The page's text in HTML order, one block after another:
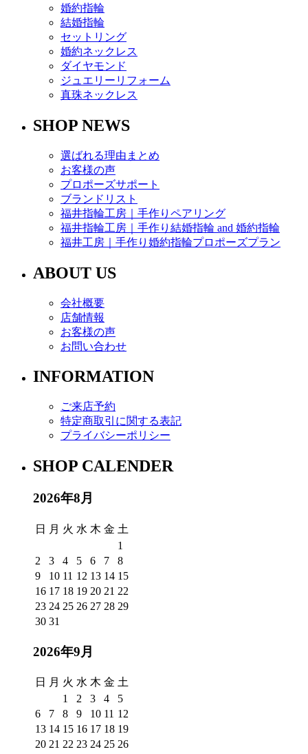
婚約指輪
結婚指輪
セットリング
婚約ネックレス
ダイヤモンド
ジュエリーリフォーム
真珠ネックレス
SHOP NEWS
選ばれる理由まとめ
お客様の声
プロポーズサポート
ブランドリスト
福井指輪工房｜手作りペアリング
福井指輪工房｜手作り結婚指輪 and 婚約指輪
福井工房｜手作り婚約指輪プロポーズプラン
ABOUT US
会社概要
店舗情報
お客様の声
お問い合わせ
INFORMATION
ご来店予約
特定商取引に関する表記
プライバシーポリシー
SHOP CALENDER
2026年8月
日 月 火 水 木 金 土
1
2
3 4 5 6 7
8
9
10 11 12 13 14 15
16 17 18 19 20 21 22
23 24 25 26 27 28 29
30 31
2026年9月
日 月 火 水 木 金 土
1
2 3 4
5
6
7 8 9 10 11 12
13 14 15 16 17 18 19
20 21 22 23 24 25 26